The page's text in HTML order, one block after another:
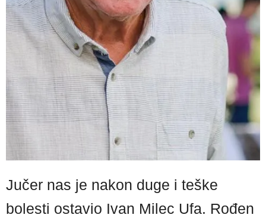
Jučer nas je nakon duge i teške
bolesti ostavio Ivan Milec Ufa. Rođen